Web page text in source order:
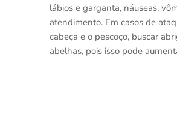
lábios e garganta, náuseas,
atendimento. Em casos de
cabeça e o pescoço, buscar
abelhas, pois isso pode